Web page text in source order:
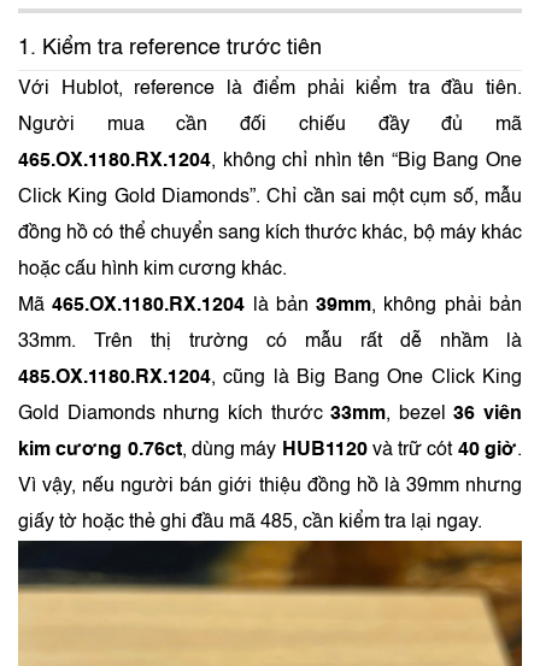
1. Kiểm tra reference trước tiên
Với Hublot, reference là điểm phải kiểm tra đầu tiên.
Người mua cần đối chiếu đầy đủ mã
465.OX.1180.RX.1204, không chỉ nhìn tên “Big Bang One
Click King Gold Diamonds”. Chỉ cần sai một cụm số, mẫu
đồng hồ có thể chuyển sang kích thước khác, bộ máy khác
hoặc cấu hình kim cương khác.
Mã465.OX.1180.RX.1204 là bản39mm, không phải bản
33mm. Trên thị trường có mẫu rất dễ nhầm là
485.OX.1180.RX.1204, cũng là Big Bang One Click King
Gold Diamonds nhưng kích thước33mm, bezel36 viên
kim cương 0.76ct, dùng máy HUB1120và trữ cót 40 giờ.
Vì vậy, nếu người bán giới thiệu đồng hồ là 39mm nhưng
giấy tờ hoặc thẻ ghi đầu mã 485, cần kiểm tra lại ngay.